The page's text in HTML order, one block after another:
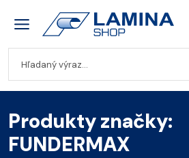
Produkty značky:
FUNDERMAX